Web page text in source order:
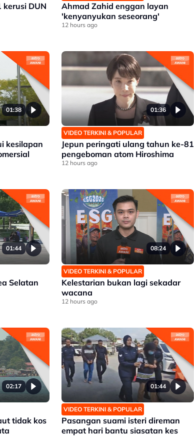
DUN
Ahmad Zahid enggan layan
'kenyanyukan seseorang'
12 hours ago
01:38
kesilapan
01:36
VIDEO TERKINI & POPULAR
Jepun peringati ulang tahun ke-81
pengeboman atom Hiroshima
12 hours ago
01:44
Selatan
08:24
VIDEO TERKINI & POPULAR
Kelestarian bukan lagi sekadar
wacana
12 hours ago
02:17
tidak kos
01:44
VIDEO TERKINI & POPULAR
Pasangan suami isteri direman
empat hari bantu siasatan kes